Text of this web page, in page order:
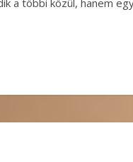
a többi közül, hanem